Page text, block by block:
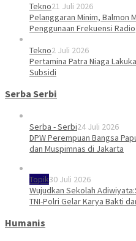
Tekno21 Juli 2026
Pelanggaran Minim, Balmon
Penggunaan Frekuensi Radio
Tekno2 Juli 2026
Pertamina Patra Niaga
Subsidi
Serba Serbi
Serba - Serbi24 Juli 2026
DPW Perempuan Bangsa
dan Muspimnas di Jakarta
Topik30 Juli 2026
Wujudkan Sekolah
TNI-Polri Gelar Karya Bakti
Humanis